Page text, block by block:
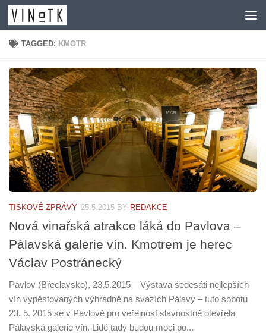
Skip to content
TAGGED: KMOTR
TISKOVÉ ZPRÁVY 25.5.2015 BY REDAKCE
Nová vinařská atrakce láká do Pavlova –
Pálavská galerie vín. Kmotrem je herec
Václav Postránecký
Pavlov (Břeclavsko), 23.5.2015 – Výstava šedesáti nejlepších
vín vypěstovaných výhradně na svazích Pálavy – tuto sobotu
23. 5. 2015 se v Pavlově pro veřejnost slavnostně otevřela
Pálavská galerie vín. Lidé tady budou moci po...